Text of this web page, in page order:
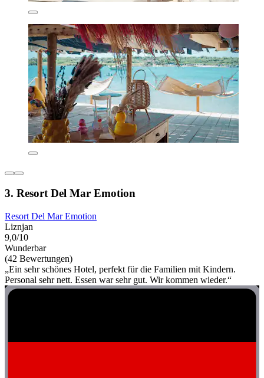
3. Resort Del Mar Emotion
Resort Del Mar Emotion
Liznjan
9,0/10
Wunderbar
(42 Bewertungen)
„Ein sehr schönes Hotel, perfekt für die Familien mit Kindern.
Personal sehr nett. Essen war sehr gut. Wir kommen wieder.“